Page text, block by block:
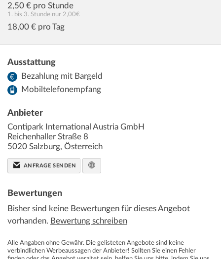
2,50 € pro Stunde
1. bis 3. Stunde nur 2,00€
18,00 € pro Tag
Ausstattung
Bezahlung mit Bargeld
Mobiltelefonempfang
Anbieter
Contipark International Austria GmbH
Reichenhaller Straße 8
5020 Salzburg, Österreich
ANFRAGE SENDEN
Bewertungen
Bisher sind keine Bewertungen für dieses Angebot
vorhanden. Bewertung schreiben
Alle Angaben ohne Gewähr. Die gelisteten Angebote sind keine
verbindlichen Werbeaussagen der Anbieter! Sollten Sie einen Fehler